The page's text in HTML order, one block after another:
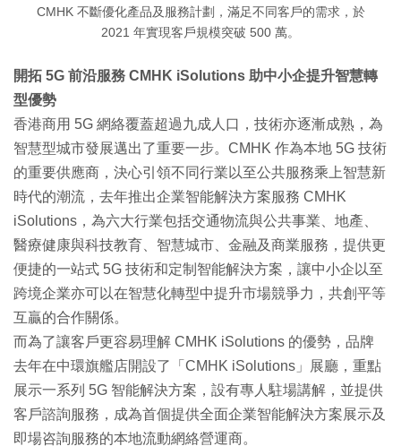
CMHK 不斷優化產品及服務計劃，滿足不同客戶的需求，於
2021 年實現客戶規模突破 500 萬。
開拓 5G 前沿服務 CMHK iSolutions 助中小企提升智慧轉
型優勢
香港商用 5G 網絡覆蓋超過九成人口，技術亦逐漸成熟，為
智慧型城市發展邁出了重要一步。CMHK 作為本地 5G 技術
的重要供應商，決心引領不同行業以至公共服務乘上智慧新
時代的潮流，去年推出企業智能解決方案服務 CMHK
iSolutions，為六大行業包括交通物流與公共事業、地產、
醫療健康與科技教育、智慧城市、金融及商業服務，提供更
便捷的一站式 5G 技術和定制智能解決方案，讓中小企以至
跨境企業亦可以在智慧化轉型中提升市場競爭力，共創平等
互贏的合作關係。
而為了讓客戶更容易理解 CMHK iSolutions 的優勢，品牌
去年在中環旗艦店開設了「CMHK iSolutions」展廳，重點
展示一系列 5G 智能解決方案，設有專人駐場講解，並提供
客戶諮詢服務，成為首個提供全面企業智能解決方案展示及
即場咨詢服務的本地流動網絡營運商。